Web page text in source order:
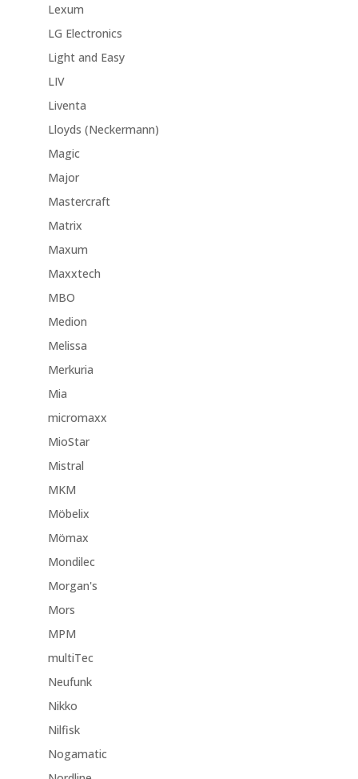
Lexum
LG Electronics
Light and Easy
LIV
Liventa
Lloyds (Neckermann)
Magic
Major
Mastercraft
Matrix
Maxum
Maxxtech
MBO
Medion
Melissa
Merkuria
Mia
micromaxx
MioStar
Mistral
MKM
Möbelix
Mömax
Mondilec
Morgan's
Mors
MPM
multiTec
Neufunk
Nikko
Nilfisk
Nogamatic